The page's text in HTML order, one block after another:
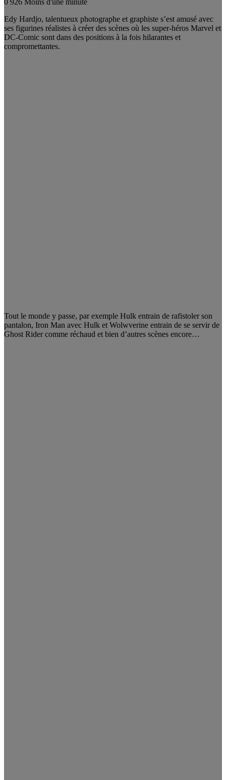
Edy Hardjo, talentueux photographe et graphiste s’est amusé avec
ses figurines réalistes à créer des scènes où les super-héros Marvel et
DC-Comic sont dans des positions à la fois hilarantes et
compromettantes.
Tout le monde y passe, par exemple Hulk entrain de rafistoler son
pantalon, Iron Man avec Hulk et Wolwverine entrain de se servir de
Ghost Rider comme réchaud et bien d’autres scènes encore…